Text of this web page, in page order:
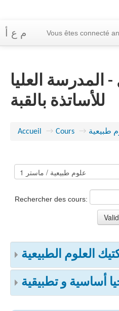
م ع أ Vous êtes connecté
Cours
Messagerie
العليا
للأساتذة بالقبة
Accueil → Cours → طبيعية
Rechercher des cours:
العلوم الطبيعية
أساسية و تطبيقية